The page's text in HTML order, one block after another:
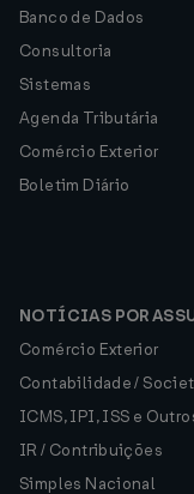
Banco de Dados
Consultoria
Sistemas
Agenda Tributária
Comércio Exterior
Boletim Diário
NOTÍCIAS POR
Comércio Exterior
Contabilidade /
ICMS, IPI, ISS e
IR / Contribuições
Simples Nacional